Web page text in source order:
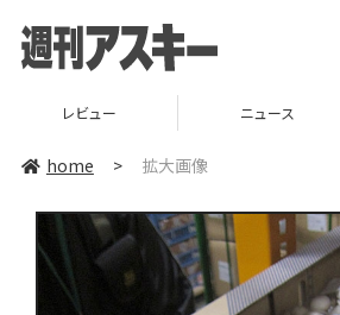
レビュー ニュース
home > 拡大画像